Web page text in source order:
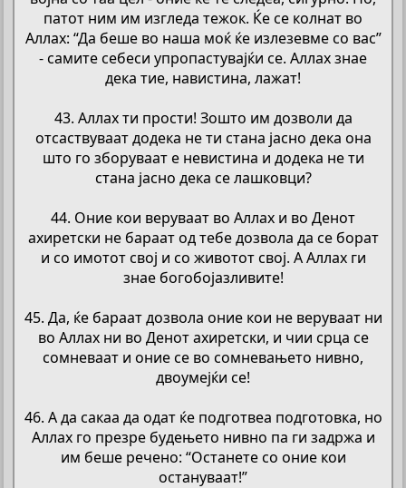
патот ним им изгледа тежок. Ќе се колнат во
Аллах: “Да беше во наша моќ ќе излезевме со вас”
- самите себеси упропастувајќи се. Аллах знае
дека тие, навистина, лажат!
43. Аллах ти прости! Зошто им дозволи да
отсаствуваат додека не ти стана јасно дека она
што го зборуваат е невистина и додека не ти
стана јасно дека се лашковци?
44. Оние кои веруваат во Аллах и во Денот
ахиретски не бараат од тебе дозвола да се борат
и со имотот свој и со животот свој. А Аллах ги
знае богобојазливите!
45. Да, ќе бараат дозвола оние кои не веруваат ни
во Аллах ни во Денот ахиретски, и чии срца се
сомневаат и оние се во сомневањето нивно,
двоумејќи се!
46. А да сакаа да одат ќе подготвеа подготовка, но
Аллах го презре будењето нивно па ги задржа и
им беше речено: “Останете со оние кои
остануваат!”